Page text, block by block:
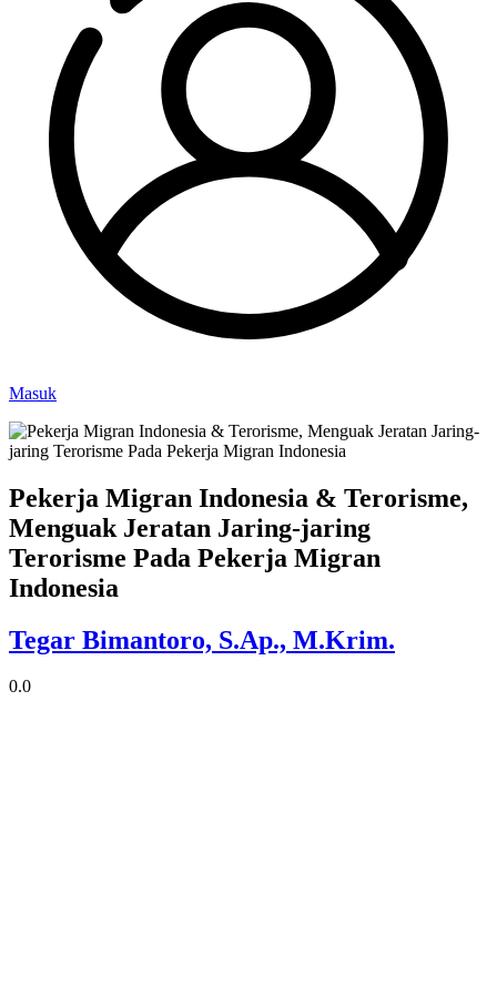
Masuk
Pekerja Migran Indonesia & Terorisme,
Menguak Jeratan Jaring-jaring
Terorisme Pada Pekerja Migran
Indonesia
Tegar Bimantoro, S.Ap., M.Krim.
0.0